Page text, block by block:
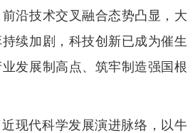
沿技术交叉融合态势凸显，大
续加剧，科技创新已成为催生
发展制高点、筑牢制造强国根
现代科学发展演进脉络，以牛